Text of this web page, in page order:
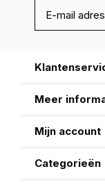
Meer
Mijn account
Categorieën